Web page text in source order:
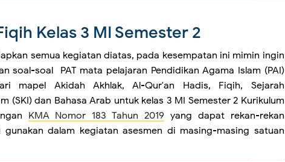
Kelas 3 MI Semester 2
semua kegiatan diatas, pada kesempatan ini mimin ingin
soal-soal PAT mata pelajaran Pendidikan Agama Islam (PAI)
mapel Akidah Akhlak, Al-Qur'an Hadis, Fiqih, Sejarah
(SKI) dan Bahasa Arab untuk kelas 3 MI Semester 2 Kurikulum
KMA Nomor 183 Tahun 2019yang dapat rekan-rekan
gunakan dalam kegiatan asesmen di masing-masing satuan